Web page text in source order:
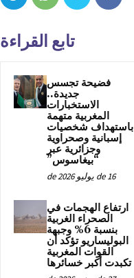
تابع القراءة
فضيحة تجسس
جديدة..
الاستخبارات
المغربية متهمة
باستهداف شخصيات
إسبانية وصحراوية
وجزائرية عبر
“بيغاسوس”
16 de يوليو de 2026
ارتفاع الهجمات في
الصحراء الغربية
بنسبة 6% وجبهة
البوليساريو تؤكد أن
القوات المغربية
تكبدت أكبر خسائرها